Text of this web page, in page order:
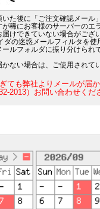
た後に「ご注文確認メール
稀にお客様のサーバーのエ
けできていない場合がござ
ダの迷惑メールフィルタを使
ルフォルダに振り分けられ
ない場合は、ご使用されて
ても弊社よりメールが届
2013）お問い合わせくだ